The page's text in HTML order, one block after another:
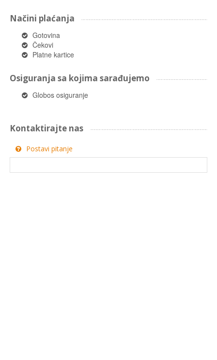
Načini plaćanja
Gotovina
Čekovi
Platne kartice
Osiguranja sa kojima sarađujemo
Globos osiguranje
Kontaktirajte nas
Postavi pitanje